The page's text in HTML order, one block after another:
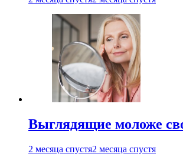
Выглядящие моложе
2 месяца спустя2 месяца спустя